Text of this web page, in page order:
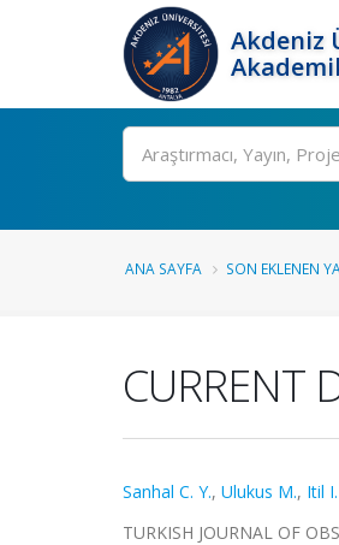
Akdeniz
Ara
ANA SAYFA SON EKLENEN
CURRENT
Sanhal C. Y., Ulukus M., Itil
TURKISH JOURNAL OF